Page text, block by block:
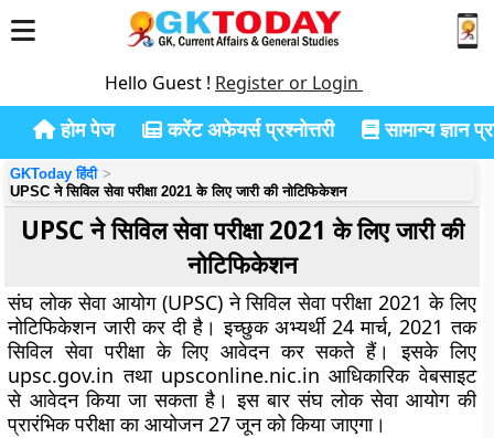
Hello Guest ! Register or Login
होम पेज करेंट अफेयर्स प्रश्नोत्तरी सामान्य ज्ञान
GKToday हिंदी
UPSC ने सिविल सेवा परीक्षा 2021 के लिए जारी की नोटिफिकेशन
UPSC ने सिविल सेवा परीक्षा 2021 के लिए जारी की
नोटिफिकेशन
संघ लोक सेवा आयोग (UPSC) ने सिविल सेवा परीक्षा 2021 के लिए
नोटिफिकेशन जारी कर दी है। इच्छुक अभ्यर्थी 24 मार्च, 2021 तक
सिविल सेवा परीक्षा के लिए आवेदन कर सकते हैं। इसके लिए
upsc.gov.in तथा upsconline.nic.in आधिकारिक वेबसाइट
से आवेदन किया जा सकता है। इस बार संघ लोक सेवा आयोग की
प्रारंभिक परीक्षा का आयोजन 27 जून को किया जाएगा।